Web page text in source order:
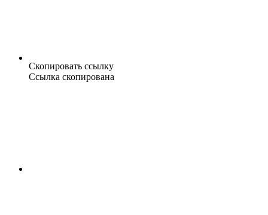
Скопировать ссылку
Ссылка скопирована